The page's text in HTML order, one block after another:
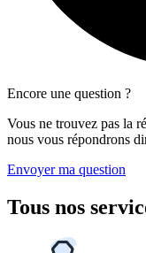
Encore une question ?
Vous ne trouvez pas la
nous vous répondrons
Envoyer ma question
Tous nos